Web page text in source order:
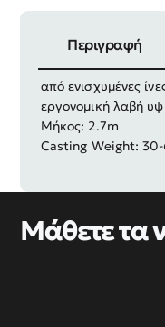
Περιγραφή
Καλάμι ψαρέματος
από ενισχυμένες
εργονομική λαβή
Μήκος: 2.7m
Casting Weight:
Μάθετε τα